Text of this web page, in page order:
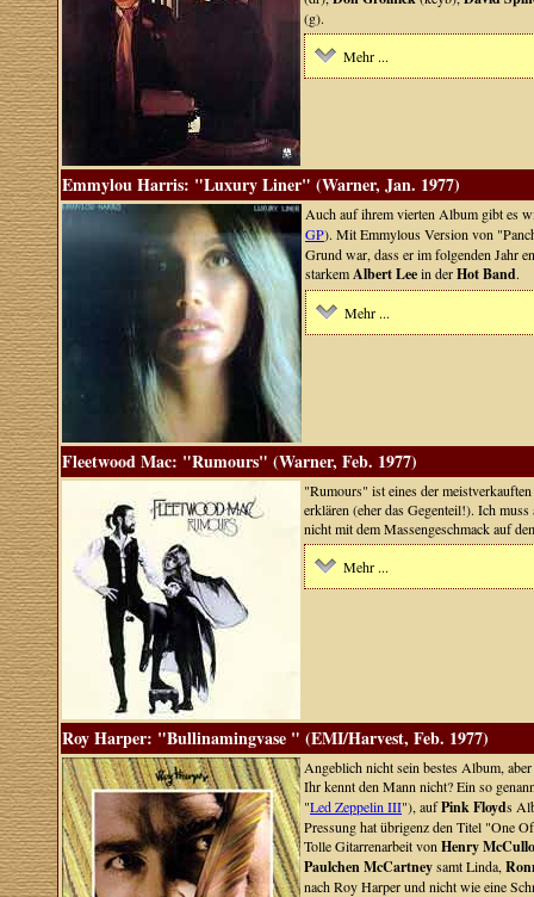
(g).
Mehr ...
Emmylou Harris: "Luxury Liner" (Warner, Jan. 1977)
Auch auf ihrem vierten Album gibt es
GP). Mit Emmylous Version von
Grund war, dass er im folgenden Jahr
starkemAlbert Leein derHot Band.
Mehr ...
Fleetwood Mac: "Rumours" (Warner, Feb. 1977)
"Rumours" ist eines der
erklären (eher das Gegenteil!). Ich
nicht mit dem Massengeschmack auf
Mehr ...
Roy Harper: "Bullinamingvase " (EMI/Harvest, Feb. 1977)
Angeblich nicht sein bestes Album,
Ihr kennt den Mann nicht? Ein so
"Led Zeppelin III"), aufPink Floyds
Pressung hat übrigenz den Titel "One
Tolle Gitarrenarbeit von Henry
Paulchen McCartneysamt Linda,
nach Roy Harper und nicht wie eine